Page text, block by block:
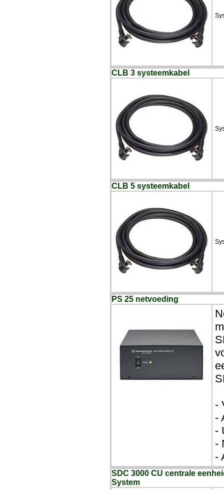
CLB 3 systeemkabel
CLB 5 systeemkabel
PS 25 netvoeding
-
-
-
-
-
SDC 3000 CU centrale
System